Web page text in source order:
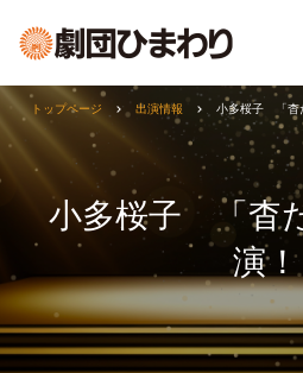
小多桜子 「杳
演！
トップページ 出演情報 小多桜子 「杳